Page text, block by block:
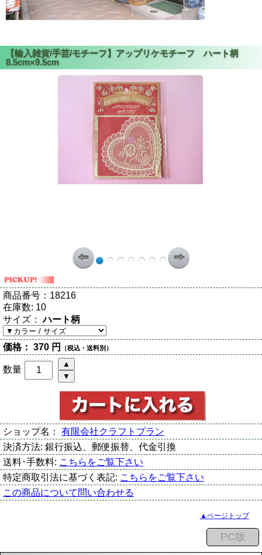
商品番号： 18216
在庫数: 10
サイズ： ハート柄
価格： 370 円 （税込・送料別）
数量
ショップ名： 有限会社クラフトプラン
決済方法: 銀行振込、郵便振替、代金引換
送料･手数料: こちらをご覧下さい
特定商取引法に基づく表記: こちらをご覧下さい
この商品について問い合わせる
▲ページトップ